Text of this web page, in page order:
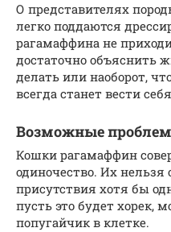
О представителях
легко поддаются
рагамаффина не
достаточно объяснить
делать или наоборот,
всегда станет вести
Возможные
Кошки рагамаффин
одиночество. Их нельзя
присутствия хотя бы
пусть это будет хорек,
попугайчик в клетке.